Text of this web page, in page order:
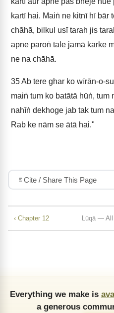
kartī hai. Maiṅ ne kitnī hī bār
chāhā, bilkul usī tarah jis
apne paroṅ tale jamā karke
ne na chāhā.
35Ab tere ghar ko wīrān-o-
maiṅ tum ko batātā hūṅ, tum
nahīṅ dekhoge jab tak tum
Rab ke nām se ātā hai."
Cite / Share This Page
‹ Chapter 12 Lūqā —
Everything we make is
a generous